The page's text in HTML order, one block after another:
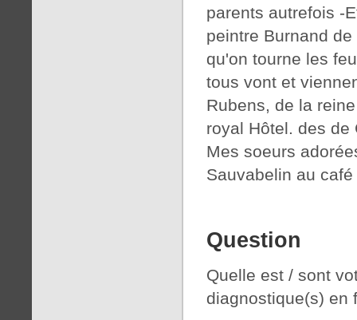
parents autrefois -
peintre Burnand
qu'on tourne les
tous vont et
Rubens, de la
royal Hôtel. des de
Mes soeurs
Sauvabelin au
Question
Quelle est / sont
diagnostique(s)